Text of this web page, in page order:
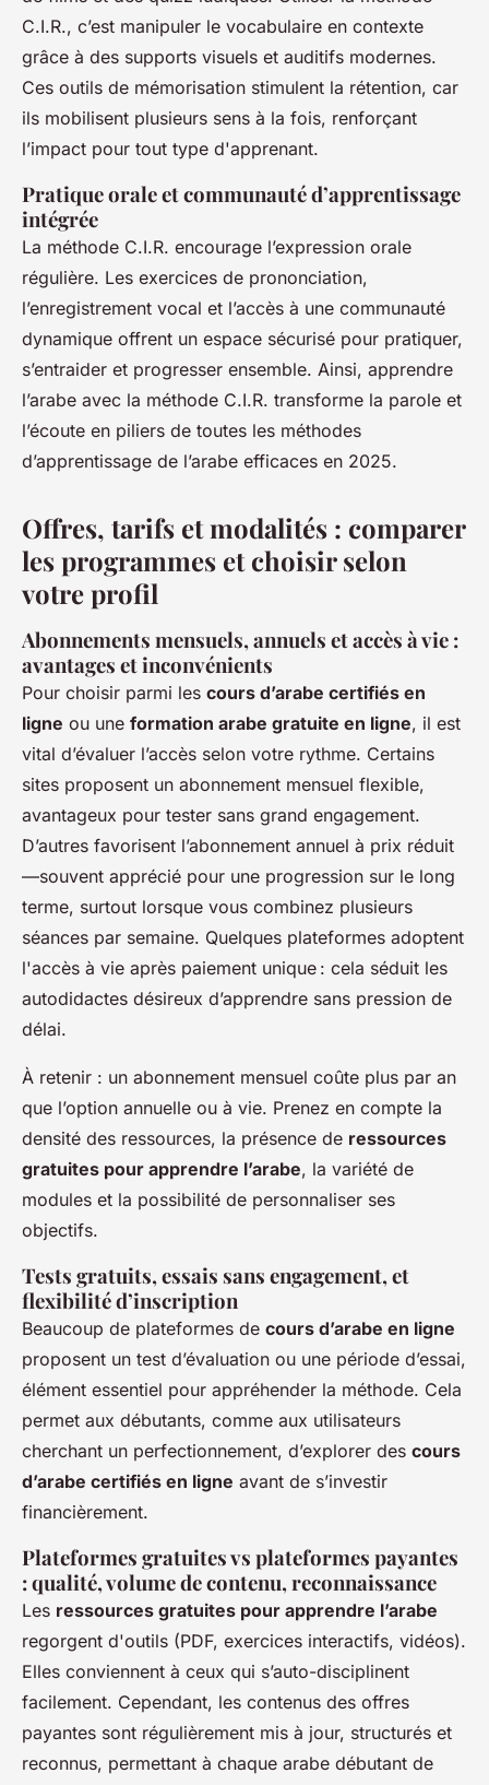
C.I.R., c’est manipuler le vocabulaire en contexte
grâce à des supports visuels et auditifs modernes.
Ces outils de mémorisation stimulent la rétention, car
ils mobilisent plusieurs sens à la fois, renforçant
l’impact pour tout type d'apprenant.
Pratique orale et communauté d’apprentissage
intégrée
La méthode C.I.R. encourage l’expression orale
régulière. Les exercices de prononciation,
l’enregistrement vocal et l’accès à une communauté
dynamique offrent un espace sécurisé pour pratiquer,
s’entraider et progresser ensemble. Ainsi, apprendre
l’arabe avec la méthode C.I.R. transforme la parole et
l’écoute en piliers de toutes les méthodes
d’apprentissage de l’arabe efficaces en 2025.
Offres, tarifs et modalités : comparer
les programmes et choisir selon
votre profil
Abonnements mensuels, annuels et accès à vie :
avantages et inconvénients
Pour choisir parmi les cours d’arabe certifiés en
ligne ou une formation arabe gratuite en ligne, il est
vital d’évaluer l’accès selon votre rythme. Certains
sites proposent un abonnement mensuel flexible,
avantageux pour tester sans grand engagement.
D’autres favorisent l’abonnement annuel à prix réduit
—souvent apprécié pour une progression sur le long
terme, surtout lorsque vous combinez plusieurs
séances par semaine. Quelques plateformes adoptent
l'accès à vie après paiement unique : cela séduit les
autodidactes désireux d’apprendre sans pression de
délai.
À retenir : un abonnement mensuel coûte plus par an
que l’option annuelle ou à vie. Prenez en compte la
densité des ressources, la présence de ressources
gratuites pour apprendre l’arabe, la variété de
modules et la possibilité de personnaliser ses
objectifs.
Tests gratuits, essais sans engagement, et
flexibilité d’inscription
Beaucoup de plateformes de cours d’arabe en ligne
proposent un test d’évaluation ou une période d’essai,
élément essentiel pour appréhender la méthode. Cela
permet aux débutants, comme aux utilisateurs
cherchant un perfectionnement, d’explorer des cours
d’arabe certifiés en ligne avant de s’investir
financièrement.
Plateformes gratuites vs plateformes payantes
: qualité, volume de contenu, reconnaissance
Les ressources gratuites pour apprendre l’arabe
regorgent d'outils (PDF, exercices interactifs, vidéos).
Elles conviennent à ceux qui s’auto-disciplinent
facilement. Cependant, les contenus des offres
payantes sont régulièrement mis à jour, structurés et
reconnus, permettant à chaque arabe débutant de